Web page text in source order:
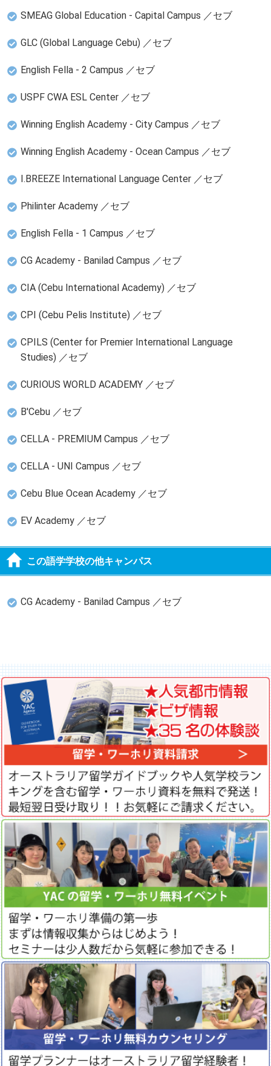
SMEAG Global Education - Capital Campus ／セブ
GLC (Global Language Cebu) ／セブ
English Fella - 2 Campus ／セブ
USPF CWA ESL Center ／セブ
Winning English Academy - City Campus ／セブ
Winning English Academy - Ocean Campus ／セブ
I.BREEZE International Language Center ／セブ
Philinter Academy ／セブ
English Fella - 1 Campus ／セブ
CG Academy - Banilad Campus ／セブ
CIA (Cebu International Academy) ／セブ
CPI (Cebu Pelis Institute) ／セブ
CPILS (Center for Premier International Language
Studies) ／セブ
CURIOUS WORLD ACADEMY ／セブ
B'Cebu ／セブ
CELLA - PREMIUM Campus ／セブ
CELLA - UNI Campus ／セブ
Cebu Blue Ocean Academy ／セブ
EV Academy ／セブ
この語学学校の他キャンパス
CG Academy - Banilad Campus ／セブ